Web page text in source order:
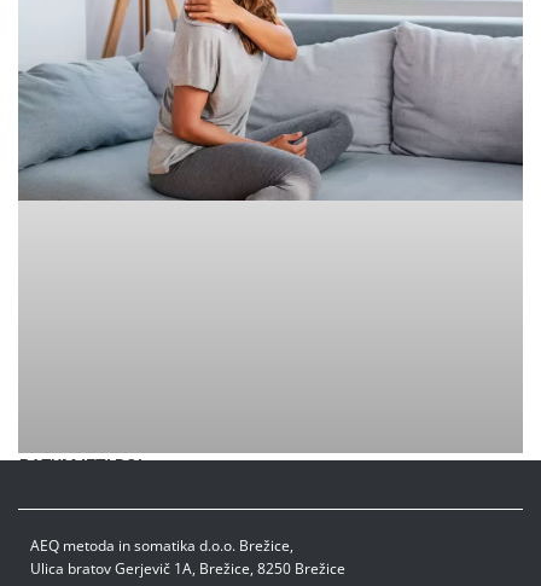
RAZUMJETI BOL
AEQ metoda in somatika d.o.o. Brežice,
Ulica bratov Gerjevič 1A, Brežice, 8250 Brežice